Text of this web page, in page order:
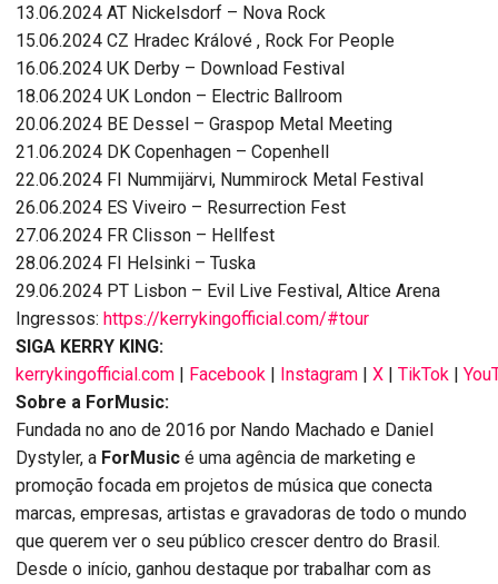
13.06.2024 AT Nickelsdorf – Nova Rock
15.06.2024 CZ Hradec Králové , Rock For People
16.06.2024 UK Derby – Download Festival
18.06.2024 UK London – Electric Ballroom
20.06.2024 BE Dessel – Graspop Metal Meeting
21.06.2024 DK Copenhagen – Copenhell
22.06.2024 FI Nummijärvi, Nummirock Metal Festival
26.06.2024 ES Viveiro – Resurrection Fest
27.06.2024 FR Clisson – Hellfest
28.06.2024 FI Helsinki – Tuska
29.06.2024 PT Lisbon – Evil Live Festival, Altice Arena
Ingressos: https://kerrykingofficial.com/#tour
SIGA KERRY KING:
kerrykingofficial.com | Facebook | Instagram | X | TikTok |
Sobre a ForMusic:
Fundada no ano de 2016 por Nando Machado e Daniel
Dystyler, a ForMusic é uma agência de marketing e
promoção focada em projetos de música que conecta
marcas, empresas, artistas e gravadoras de todo o mundo
que querem ver o seu público crescer dentro do Brasil.
Desde o início, ganhou destaque por trabalhar com as